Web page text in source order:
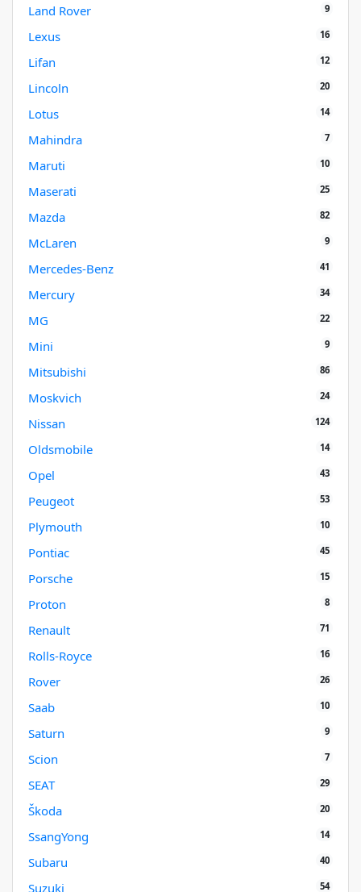
Land Rover 9
Lexus 16
Lifan 12
Lincoln 20
Lotus 14
Mahindra 7
Maruti 10
Maserati 25
Mazda 82
McLaren 9
Mercedes-Benz 41
Mercury 34
MG 22
Mini 9
Mitsubishi 86
Moskvich 24
Nissan 124
Oldsmobile 14
Opel 43
Peugeot 53
Plymouth 10
Pontiac 45
Porsche 15
Proton 8
Renault 71
Rolls-Royce 16
Rover 26
Saab 10
Saturn 9
Scion 7
SEAT 29
Škoda 20
SsangYong 14
Subaru 40
Suzuki 54